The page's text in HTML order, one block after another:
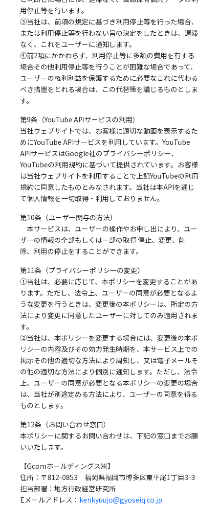
用停止等を行います。
③当社は、前項の規定に基づき利用停止等を行った場合、
または利用停止等を行わない旨の決定をしたときは、遅滞
なく、これをユーザーに通知します。
④前2項にかかわらず、利用停止等に多額の費用を有する
場合その他利用停止等を行うことが困難な場合であって、
ユーザーの権利利益を保護するために必要なこれに代わる
べき措置をとれる場合は、この代替策を講じるものとしま
す。
第9条（YouTube APIサービスの利用）
当社ウェブサイトでは、お客様に適切な動画を表示するた
めにYouTube APIサービスを利用しています。YouTube
APIサービスはGoogle社のプライバシーポリシー、
YouTubeの利用規約に基づいて提供されています。お客様
は当社ウェブサイトを利用することで上記YouTubeの利用
規約に同意したものとみなされます。当社は本APIを通じ
て個人情報を一切取得・利用しておりません。
第10条（ユーザー関与の方法）
本サービスは、ユーザーの操作やお申し出により、ユー
ザーの情報の全部もしくは一部の取得 停止、変更、削
除、利用の停止をすることができます。
第11条（プライバシーポリシーの変更）
①当社は、必要に応じて、本ポリシーを変更することがあ
ります。ただし、法令上、ユーザーの同意が必要となるよ
うな変更を行うときは、変更後の本ポリシーは、所定の方
法により変更に同意したユーザーに対してのみ適用されま
す。
②当社は、本ポリシーを変更する場合には、変更後の本ポ
リシーの内容及びその効力発生時期を、本サービス上での
掲示その他の適切な方法により周知し、又は電子メールそ
の他の適切な方法により個別に通知します。ただし、法令
上、ユーザーの同意が必要となる本ポリシーの変更の場合
は、当社が別途定める方法により、ユーザーの同意を得る
ものとします。
第12条（お問い合わせ窓口）
本ポリシーに関するお問い合わせは、下記の窓口までお願
いいたします。
【Gcomホールディングス㈱】
住所：〒812-0853 福岡県福岡市博多区東平尾1丁目3-3
担当部署：地方行政経営研究所
Eメールアドレス： kenkyuujo@gyoseiq.co.jp